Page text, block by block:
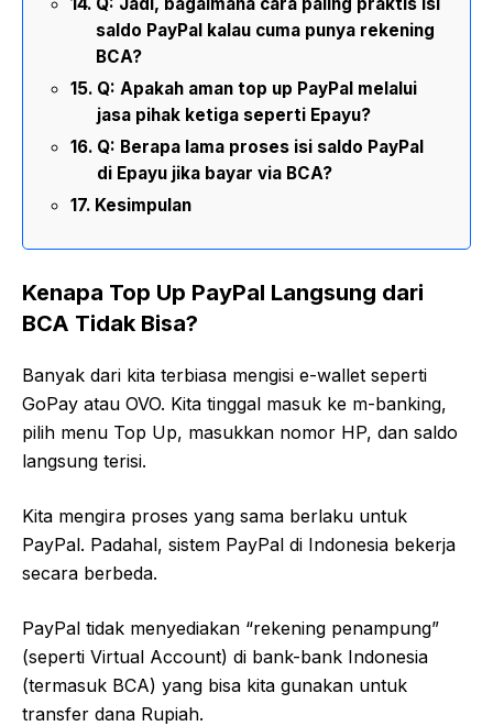
saldo PayPal kalau cuma punya rekening
BCA?
Q: Apakah aman top up PayPal melalui
jasa pihak ketiga seperti Epayu?
Q: Berapa lama proses isi saldo PayPal
di Epayu jika bayar via BCA?
Kesimpulan
Kenapa Top Up PayPal Langsung dari
BCA Tidak Bisa?
Banyak dari kita terbiasa mengisi e-wallet seperti
GoPay atau OVO. Kita tinggal masuk ke m-banking,
pilih menu Top Up, masukkan nomor HP, dan saldo
langsung terisi.
Kita mengira proses yang sama berlaku untuk
PayPal. Padahal, sistem PayPal di Indonesia bekerja
secara berbeda.
PayPal tidak menyediakan “rekening penampung”
(seperti Virtual Account) di bank-bank Indonesia
(termasuk BCA) yang bisa kita gunakan untuk
transfer dana Rupiah.